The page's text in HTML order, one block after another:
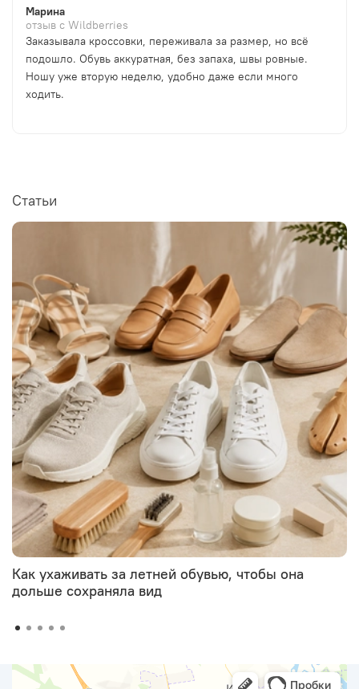
Марина
отзыв с Wildberries
Заказывала кроссовки, переживала за размер, но всё
подошло. Обувь аккуратная, без запаха, швы ровные.
Ношу уже вторую неделю, удобно даже если много
ходить.
Статьи
Как ухаживать за летней обувью, чтобы она
дольше сохраняла вид